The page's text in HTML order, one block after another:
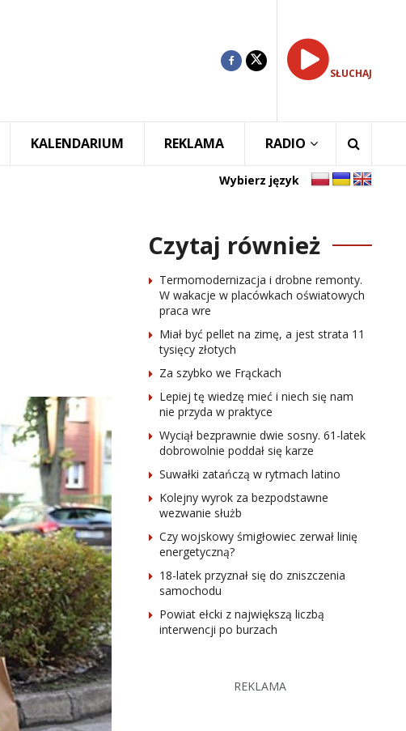
SŁUCHAJ
KALENDARIUM REKLAMA RADIO
Wybierz język
Czytaj również
Termomodernizacja i drobne remonty.
W wakacje w placówkach oświatowych
praca wre
Miał być pellet na zimę, a jest strata 11
tysięcy złotych
Za szybko we Frąckach
Lepiej tę wiedzę mieć i niech się nam
nie przyda w praktyce
Wyciął bezprawnie dwie sosny. 61-latek
dobrowolnie poddał się karze
Suwałki zatańczą w rytmach latino
Kolejny wyrok za bezpodstawne
wezwanie służb
Czy wojskowy śmigłowiec zerwał linię
energetyczną?
18-latek przyznał się do zniszczenia
samochodu
Powiat ełcki z największą liczbą
interwencji po burzach
REKLAMA